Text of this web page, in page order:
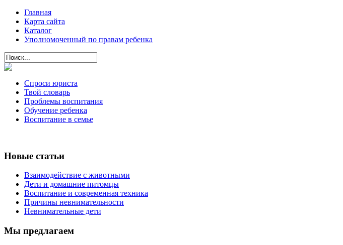
Главная
Карта сайта
Каталог
Уполномоченный по правам ребенка
Спроси юриста
Твой словарь
Проблемы воспитания
Обучение ребенка
Воспитание в семье
Новые статьи
Взаимодействие с животными
Дети и домашние питомцы
Воспитание и современная техника
Причины невнимательности
Невнимательные дети
Мы предлагаем